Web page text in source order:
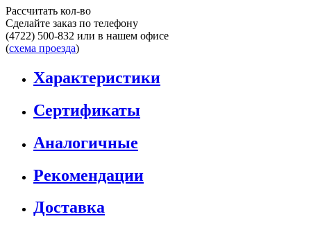
Рассчитать кол-во
Сделайте заказ по телефону
(4722) 500-832 или в нашем офисе
(схема проезда)
Характеристики
Сертификаты
Аналогичные
Рекомендации
Доставка